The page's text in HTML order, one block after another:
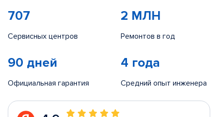
707
Сервисных центров
2 МЛН
Ремонтов в год
90 дней
Официальная гарантия
4 года
Средний опыт инженера